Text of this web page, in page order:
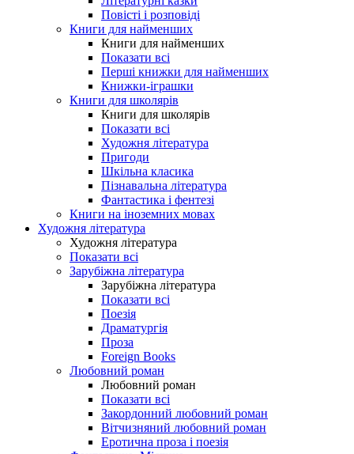
Повісті і розповіді
Книги для найменших
Книги для найменших
Показати всі
Перші книжки для найменших
Книжки-іграшки
Книги для школярів
Книги для школярів
Показати всі
Художня література
Пригоди
Шкільна класика
Пізнавальна література
Фантастика і фентезі
Книги на іноземних мовах
Художня література
Художня література
Показати всі
Зарубіжна література
Зарубіжна література
Показати всі
Поезія
Драматургія
Проза
Foreign Books
Любовний роман
Любовний роман
Показати всі
Закордонний любовний роман
Вітчизняний любовний роман
Еротична проза і поезія